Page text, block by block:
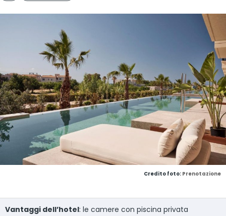
Credito foto: Prenotazione
Vantaggi dell’hotel: le camere con piscina privata